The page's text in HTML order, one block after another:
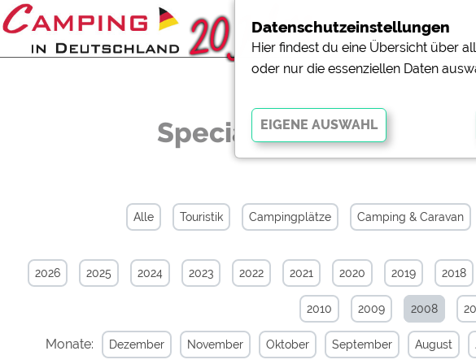
Specials-News-Archiv
Alle Touristik Campingplätze Camping & Caravan
2026 2025 2024 2023 2022 2021 2020 2019 2018
2010 2009 2008
Monate: Dezember November Oktober September August
Datenschutzeinstellungen
Hier findest du eine Übersicht über
oder nur die essenziellen Daten
der Website dringend erforderlich. Ohne diese
funktionieren
Externe Medien
YouTube (Videos von Campingplätzen)
Campingplatzvorschau (Vorschau der
Campingplätzen)
Google Maps (Kartensuche, Anfahrt usw.)